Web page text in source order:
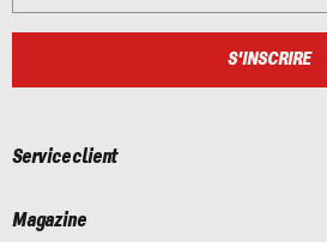
S'INSCRIRE
Service client
Magazine